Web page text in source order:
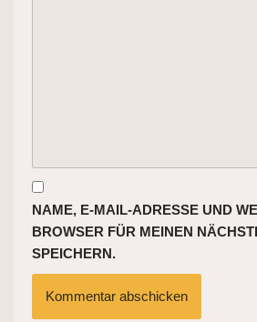
NAME, E-MAIL-ADRESSE UND
BROWSER FÜR MEINEN
SPEICHERN.